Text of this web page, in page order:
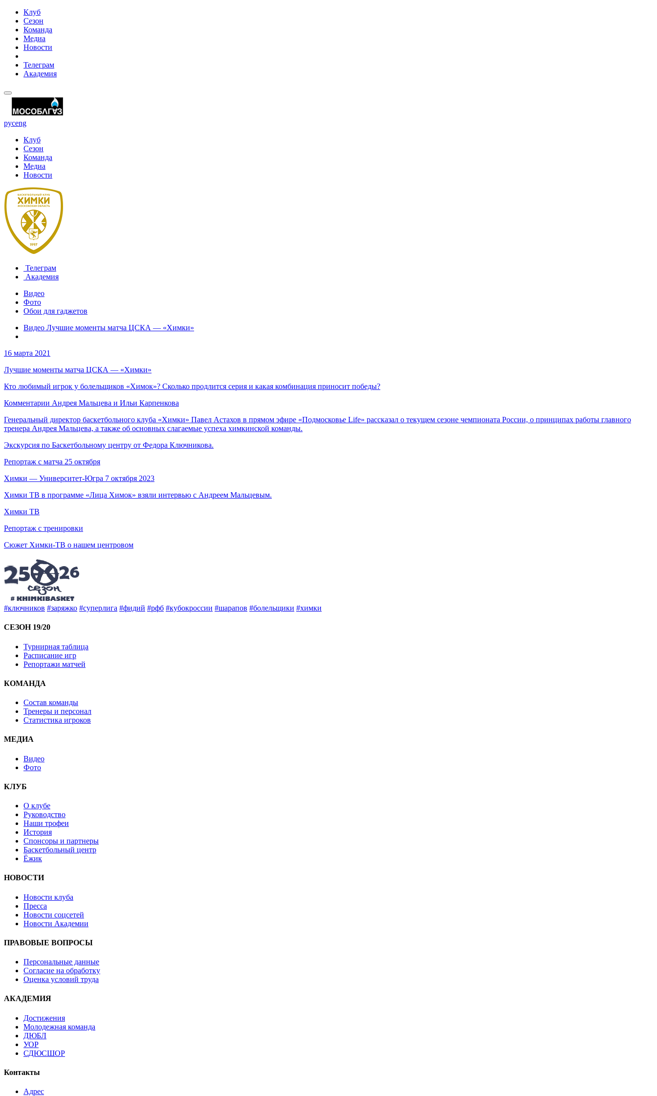
Клуб
Сезон
Команда
Медиа
Новости
Телеграм
Академия
русeng
Клуб
Сезон
Команда
Медиа
Новости
Телеграм
Академия
Видео
Фото
Обои для гаджетов
Видео Лучшие моменты матча ЦСКА — «Химки»
16 марта 2021
Лучшие моменты матча ЦСКА — «Химки»
Кто любимый игрок у болельщиков «Химок»? Сколько продлится серия и какая комбинация приносит победы?
Комментарии Андрея Мальцева и Ильи Карпенкова
Генеральный директор баскетбольного клуба «Химки» Павел Астахов в прямом эфире «Подмосковье Life» рассказал о текущем сезоне чемпионата России, о принципах работы главного
тренера Андрея Мальцева, а также об основных слагаемые успеха химкинской команды.
Экскурсия по Баскетбольному центру от Федора Ключникова.
Репортаж с матча 25 октября
Химки — Университет-Югра 7 октября 2023
Химки ТВ в программе «Лица Химок» взяли интервью с Андреем Мальцевым.
Химки ТВ
Репортаж с тренировки
Сюжет Химки-ТВ о нашем центровом
#ключников #заряжко #суперлига #фидий #рфб #кубокроссии #шарапов #болельщики #химки
СЕЗОН 19/20
Турнирная таблица
Расписание игр
Репортажи матчей
КОМАНДА
Состав команды
Тренеры и персонал
Статистика игроков
МЕДИА
Видео
Фото
КЛУБ
О клубе
Руководство
Наши трофеи
История
Спонсоры и партнеры
Баскетбольный центр
Ёжик
НОВОСТИ
Новости клуба
Пресса
Новости соцсетей
Новости Академии
ПРАВОВЫЕ ВОПРОСЫ
Персональные данные
Согласие на обработку
Оценка условий труда
АКАДЕМИЯ
Достижения
Молодежная команда
ДЮБЛ
УОР
СДЮСШОР
Контакты
Адрес